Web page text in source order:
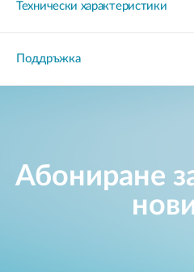
Технически характеристики
Поддръжка
Абониране